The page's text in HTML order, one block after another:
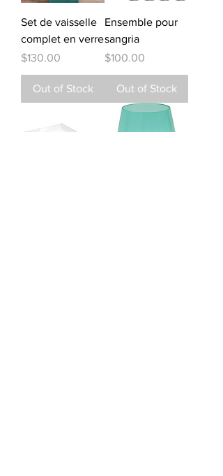
Set de vaisselle
complet en verre
Price
$130.00
Out of Stock
Ensemble pour
sangria
Price
$100.00
Out of Stock